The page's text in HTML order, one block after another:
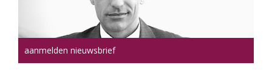
aanmelden nieuwsbrief